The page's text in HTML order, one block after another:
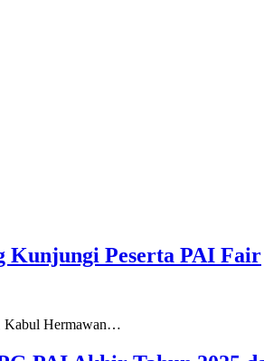
Kunjungi Peserta PAI Fair
Kabul Hermawan…